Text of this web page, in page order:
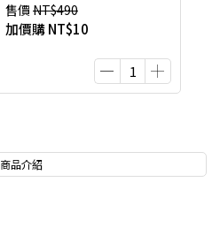
售價 NT$490
加價購NT$10
商品介紹